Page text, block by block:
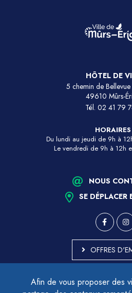
Afin de vous proposer des
HÔTEL DE
5 chemin de
49610 Mûrs-
Tél. 02 41 79
Du lundi au jeudi de 9h à
Le vendredi de 9h à 12h
NOUS
SE DÉPLACER
OFFRES
ACCESSIBILITÉ -